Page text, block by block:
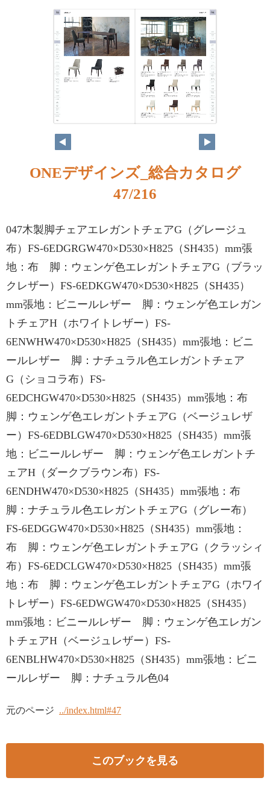
ONEデザインズ_総合カタログ
47/216
047木製脚チェアエレガントチェアG（グレージュ
布）FS-6EDGRGW470×D530×H825（SH435）mm張
地：布 脚：ウェンゲ色エレガントチェアG（ブラッ
クレザー）FS-6EDKGW470×D530×H825（SH435）
mm張地：ビニールレザー 脚：ウェンゲ色エレガン
トチェアH（ホワイトレザー）FS-
6ENWHW470×D530×H825（SH435）mm張地：ビニ
ールレザー 脚：ナチュラル色エレガントチェア
G（ショコラ布）FS-
6EDCHGW470×D530×H825（SH435）mm張地：布
脚：ウェンゲ色エレガントチェアG（ベージュレザ
ー）FS-6EDBLGW470×D530×H825（SH435）mm張
地：ビニールレザー 脚：ウェンゲ色エレガントチ
ェアH（ダークブラウン布）FS-
6ENDHW470×D530×H825（SH435）mm張地：布
脚：ナチュラル色エレガントチェアG（グレー布）
FS-6EDGGW470×D530×H825（SH435）mm張地：
布 脚：ウェンゲ色エレガントチェアG（クラッシィ
布）FS-6EDCLGW470×D530×H825（SH435）mm張
地：布 脚：ウェンゲ色エレガントチェアG（ホワイ
トレザー）FS-6EDWGW470×D530×H825（SH435）
mm張地：ビニールレザー 脚：ウェンゲ色エレガン
トチェアH（ベージュレザー）FS-
6ENBLHW470×D530×H825（SH435）mm張地：ビニ
ールレザー 脚：ナチュラル色04
元のページ ../index.html#47
このブックを見る